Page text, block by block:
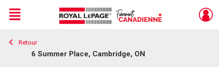
Live
En Direct
Menu
Retour
6 Summer Place, Cambridge, ON